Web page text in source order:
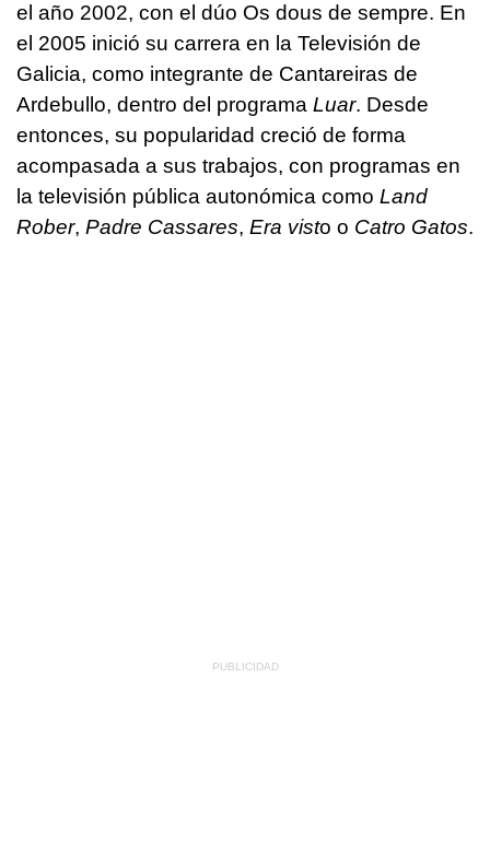
el año 2002, con el dúo Os dous de sempre. En
el 2005 inició su carrera en la Televisión de
Galicia, como integrante de Cantareiras de
Ardebullo, dentro del programa Luar. Desde
entonces, su popularidad creció de forma
acompasada a sus trabajos, con programas en
la televisión pública autonómica como Land
Rober, Padre Cassares, Era visto o Catro Gatos.